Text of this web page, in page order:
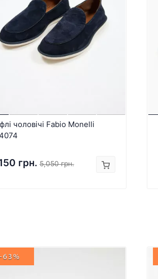
чоловічі Fabio Monelli
грн. 5,050 грн.
-63%